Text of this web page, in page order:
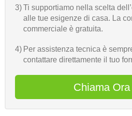
3)Ti supportiamo nella scelta
alle tue esigenze di casa. La
commerciale è gratuita.
4) Per assistenza tecnica è
contattare direttamente il tuo
Chiama Ora